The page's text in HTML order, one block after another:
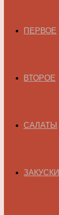
ПЕРВОЕ
ВТОРОЕ
САЛАТЫ
ЗАКУСКИ